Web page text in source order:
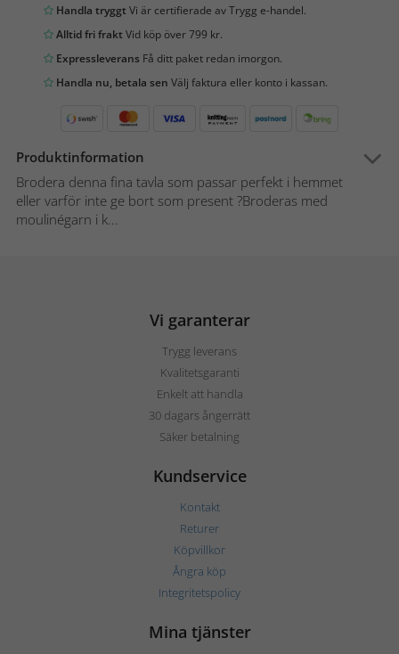
Handla tryggtVi är certifierade av Trygg e-handel.
Alltid fri fraktVid köp över 799 kr.
Expressleverans Få ditt paket redan imorgon.
Handla nu, betala sen Välj faktura eller konto i kassan.
Produktinformation
Brodera denna fina tavla som passar perfekt i hemmet
eller varför inte ge bort som present ?Broderas med
moulinégarn i k...
Vi garanterar
Trygg leverans
Kvalitetsgaranti
Enkelt att handla
30 dagars ångerrätt
Säker betalning
Kundservice
Kontakt
Returer
Köpvillkor
Ångra köp
Integritetspolicy
Mina tjänster